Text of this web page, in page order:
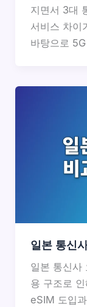
지면서 3대
서비스 차이
바탕으로 5G
일본 통신
일본 통신사
용 구조로
eSIM 도입